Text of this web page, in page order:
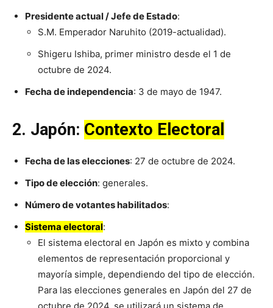
Presidente actual / Jefe de Estado:
S.M. Emperador Naruhito (2019-actualidad).
Shigeru Ishiba, primer ministro desde el 1 de
octubre de 2024.
Fecha de independencia: 3 de mayo de 1947.
2. Japón: Contexto Electoral
Fecha de las elecciones: 27 de octubre de 2024.
Tipo de elección: generales.
Número de votantes habilitados:
Sistema electoral:
El sistema electoral en Japón es mixto y combina
elementos de representación proporcional y
mayoría simple, dependiendo del tipo de elección.
Para las elecciones generales en Japón del 27 de